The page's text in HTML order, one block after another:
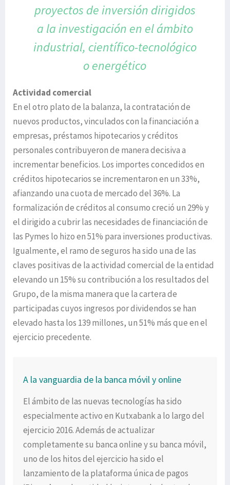
proyectos de inversión dirigidos
a la investigación en el ámbito
industrial, científico-tecnológico
o energético
Actividad comercial
En el otro plato de la balanza, la contratación de
nuevos productos, vinculados con la financiación a
empresas, préstamos hipotecarios y créditos
personales contribuyeron de manera decisiva a
incrementar beneficios. Los importes concedidos en
créditos hipotecarios se incrementaron en un 33%,
afianzando una cuota de mercado del 36%. La
formalización de créditos al consumo creció un 29% y
el dirigido a cubrir las necesidades de financiación de
las Pymes lo hizo en 51% para inversiones productivas.
Igualmente, el ramo de seguros ha sido una de las
claves positivas de la actividad comercial de la entidad
elevando un 15% su contribución a los resultados del
Grupo, de la misma manera que la cartera de
participadas cuyos ingresos por dividendos se han
elevado hasta los 139 millones, un 51% más que en el
ejercicio precedente.
A la vanguardia de la banca móvil y online
El ámbito de las nuevas tecnologías ha sido
especialmente activo en Kutxabank a lo largo del
ejercicio 2016. Además de actualizar
completamente su banca online y su banca móvil,
uno de los hitos del ejercicio ha sido el
lanzamiento de la plataforma única de pagos